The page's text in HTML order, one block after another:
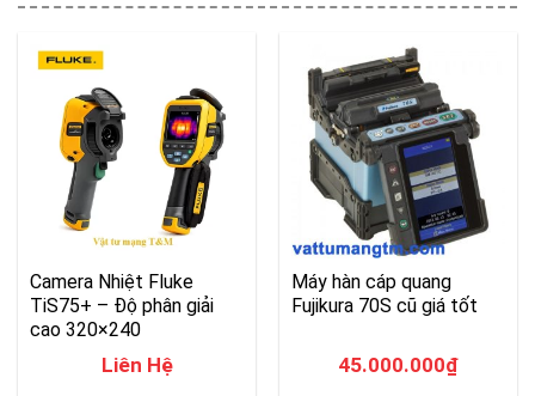
Camera Nhiệt Fluke
TiS75+ – Độ phân giải
cao 320×240
Liên Hệ
Máy hàn cáp quang
Fujikura 70S cũ giá tốt
45.000.000₫